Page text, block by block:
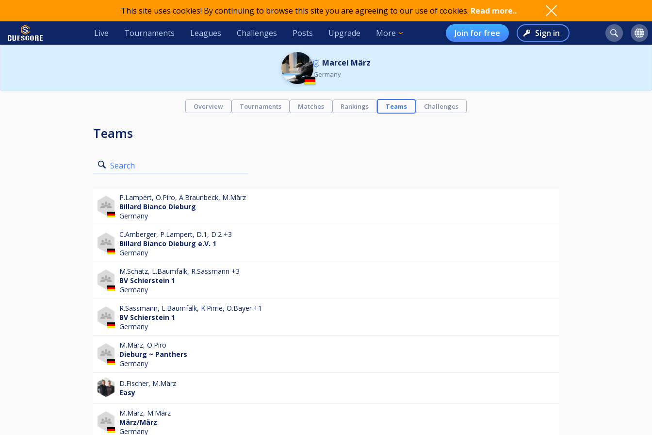
This site uses cookies! By continuing to browse this site you are agreeing to our use of cookies. Read more..
Live Tournaments Leagues Challenges Posts Upgrade More Join for free Sign in
Marcel März
Germany
Overview Tournaments Matches Rankings Teams Challenges
Teams
Search
P.Lampert, O.Piro, A.Braunbeck, M.März
Billard Bianco Dieburg
Germany
C.Amberger, P.Lampert, D.1 , D.2 +3
Billard Bianco Dieburg e.V. 1
Germany
M.Schatz, L.Baumfalk, R.Sassmann +3
BV Schierstein 1
Germany
R.Sassmann, L.Baumfalk, K.Pirrie, O.Bayer +1
BV Schierstein 1
Germany
M.März, O.Piro
Dieburg ~ Panthers
Germany
D.Fischer, M.März
Easy
M.März, M.März
März/März
Germany